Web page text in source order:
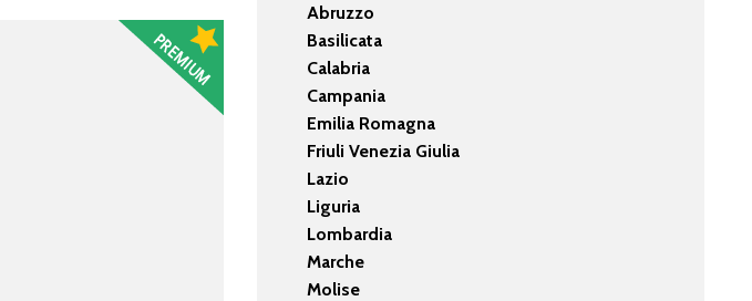
Abruzzo
Basilicata
Calabria
Campania
Emilia Romagna
Friuli Venezia Giulia
Lazio
Liguria
Lombardia
Marche
Molise